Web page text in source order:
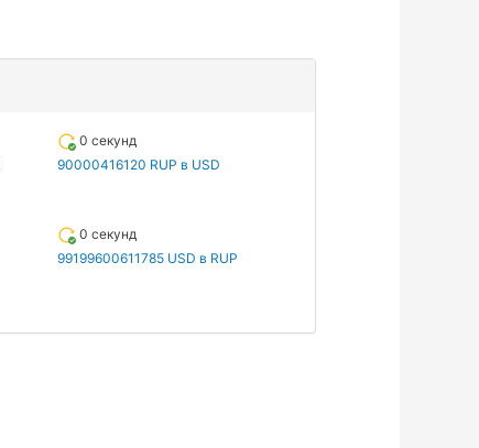
0 секунд
90000416120 RUP в USD
0 секунд
99199600611785 USD в RUP